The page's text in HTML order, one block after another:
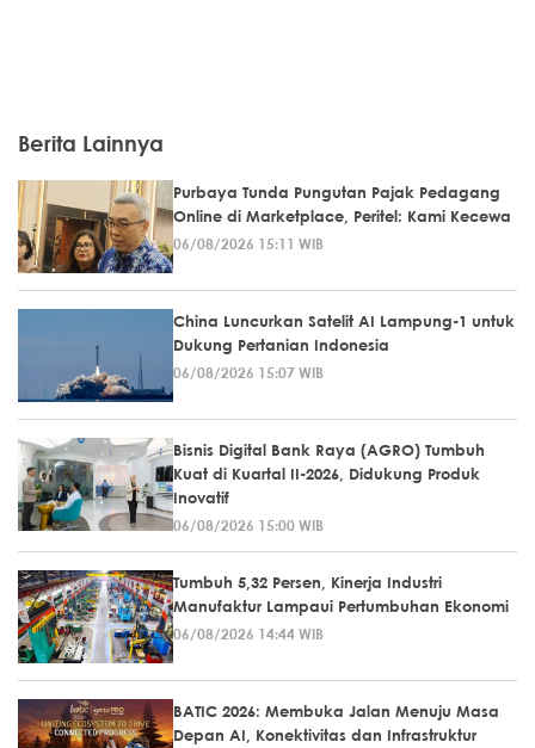
Berita Lainnya
Purbaya Tunda Pungutan Pajak Pedagang
Online di Marketplace, Peritel: Kami Kecewa
06/08/2026 15:11 WIB
China Luncurkan Satelit AI Lampung-1 untuk
Dukung Pertanian Indonesia
06/08/2026 15:07 WIB
Bisnis Digital Bank Raya (AGRO) Tumbuh
Kuat di Kuartal II-2026, Didukung Produk
Inovatif
06/08/2026 15:00 WIB
Tumbuh 5,32 Persen, Kinerja Industri
Manufaktur Lampaui Pertumbuhan Ekonomi
06/08/2026 14:44 WIB
BATIC 2026: Membuka Jalan Menuju Masa
Depan AI, Konektivitas dan Infrastruktur